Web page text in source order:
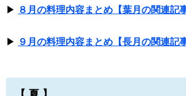
▶ ８月の料理内容まとめ【葉月の関連記事
▶ ９月の料理内容まとめ【長月の関連記事